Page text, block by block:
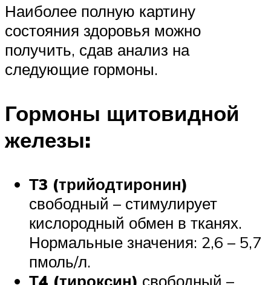
Наиболее полную картину
состояния здоровья можно
получить, сдав анализ на
следующие гормоны.
Гормоны щитовидной
железы:
Т3 (трийодтиронин)
свободный – стимулирует
кислородный обмен в тканях.
Нормальные значения: 2,6 – 5,7
пмоль/л.
Т4 (тироксин) свободный –